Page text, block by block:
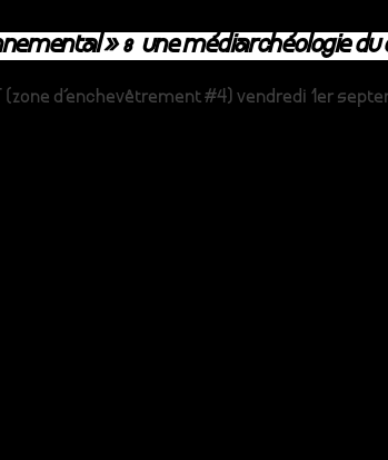
» : une médiarchéologie du
(zone d'enchevêtrement #4) vendredi 1er